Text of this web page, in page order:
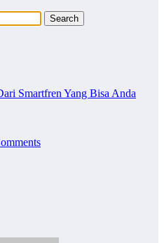
Smartfren Yang Bisa Anda